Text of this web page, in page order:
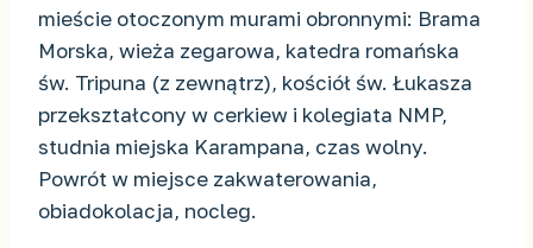
mieście otoczonym murami obronnymi: Brama
Morska, wieża zegarowa, katedra romańska
św. Tripuna (z zewnątrz), kościół św. Łukasza
przekształcony w cerkiew i kolegiata NMP,
studnia miejska Karampana, czas wolny.
Powrót w miejsce zakwaterowania,
obiadokolacja, nocleg.